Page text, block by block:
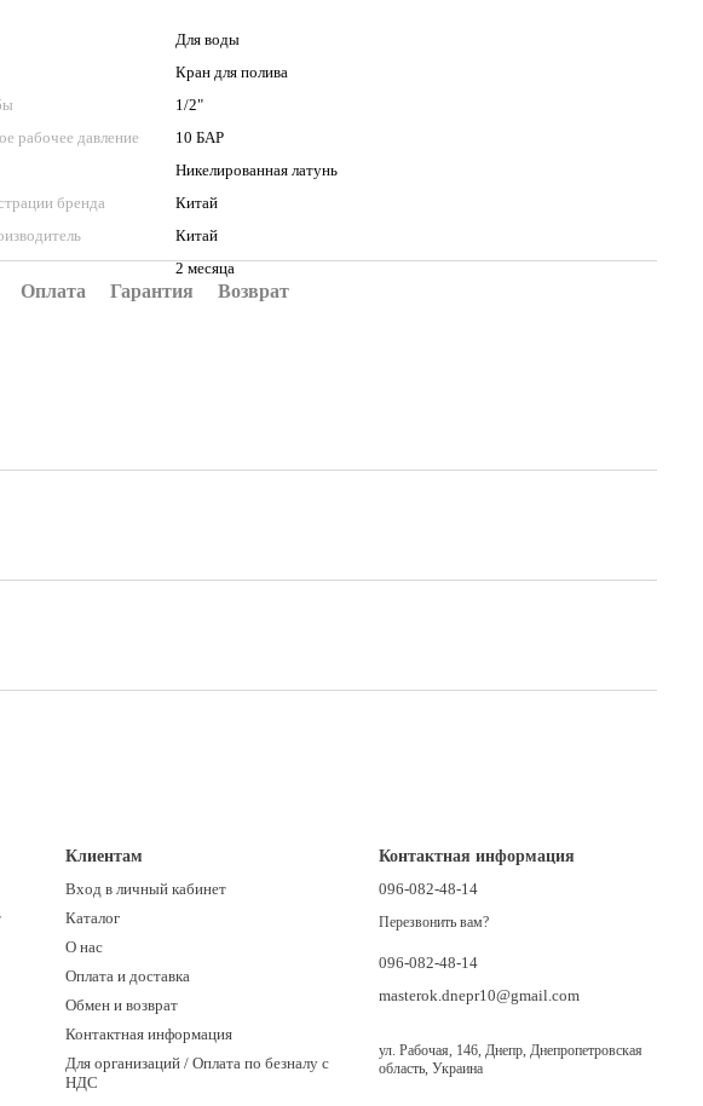
Для воды
Кран для полива
1/2"
рабочее давление
10 БАР
Никелированная латунь
бренда
Китай
Китай
2 месяца
Оплата Гарантия Возврат
Клиентам
Вход в личный кабинет
Каталог
О нас
Оплата и доставка
Обмен и возврат
Контактная информация
Для организаций / Оплата по безналу с
НДС
Контактная информация
096-082-48-14
Перезвонить вам?
096-082-48-14
masterok.dnepr10@gmail.com
ул. Рабочая, 146, Днепр, Днепропетровская
область, Украина